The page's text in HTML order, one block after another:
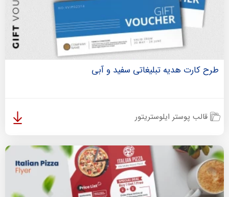
طرح کارت هدیه تبلیغاتی سفید و آبی
قالب پوستر ایلوستریتور